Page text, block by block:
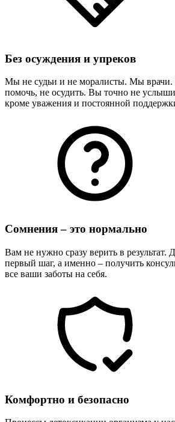
Без осуждения и упреков
Мы не судьи и не моралисты. Мы
помочь, не осудить. Вы точно не
кроме уважения и постоянной
Сомнения – это нормально
Вам не нужно сразу верить в результат.
первый шаг, а именно – получить
все ваши заботы на себя.
Комфортно и безопасно